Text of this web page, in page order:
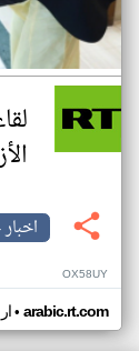
OX58UY
• arabic.rt.com